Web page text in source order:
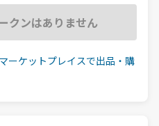
クンはありません
ーケットプレイスで出品・購